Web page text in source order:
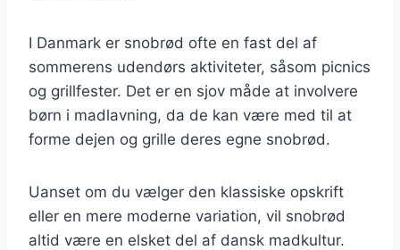
I Danmark er snobrød ofte en fast del af
sommerens udendørs aktiviteter, såsom picnics
og grillfester. Det er en sjov måde at involvere
børn i madlavning, da de kan være med til at
forme dejen og grille deres egne snobrød.
Uanset om du vælger den klassiske opskrift
eller en mere moderne variation, vil snobrød
altid være en elsket del af dansk madkultur.